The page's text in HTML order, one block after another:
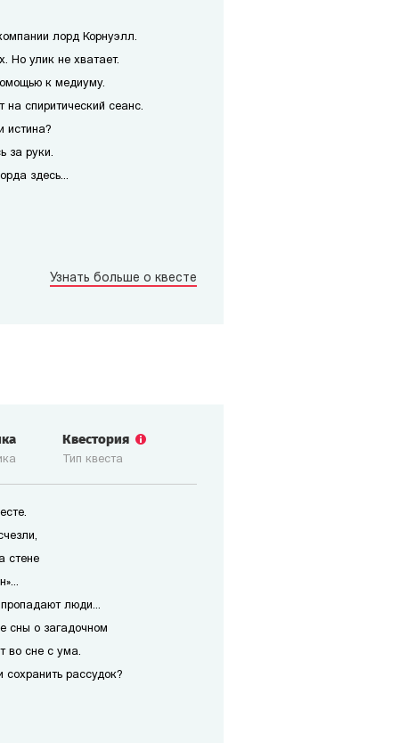
лорд Корнуэлл.
Но улик не хватает.
к медиуму.
на спиритический сеанс.
истина?
за руки.
здесь...
Узнать больше о квесте
Тип квеста
Квестория
стене
люди...
сны о загадочном
во сне с ума.
рассудок?